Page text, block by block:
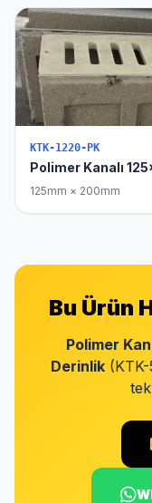
KTK-1220-PK
Polimer Kanalı
125mm × 200mm
Bu Ürün
Polimer
Derinlik